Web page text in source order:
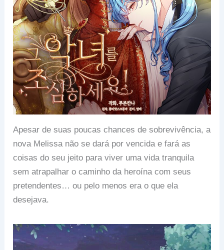
Apesar de suas poucas chances de sobrevivência, a
nova Melissa não se dará por vencida e fará as
coisas do seu jeito para viver uma vida tranquila
sem atrapalhar o caminho da heroína com seus
pretendentes… ou pelo menos era o que ela
desejava.